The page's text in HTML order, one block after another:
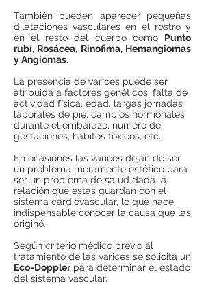
También pueden aparecer pequeñas
dilataciones vasculares en el rostro y
en el resto del cuerpo como Punto
rubí, Rosácea, Rinofima, Hemangiomas
y Angiomas.
La presencia de varices puede ser
atribuida a factores genéticos, falta de
actividad física, edad, largas jornadas
laborales de pie, cambios hormonales
durante el embarazo, número de
gestaciones, hábitos tóxicos, etc.
En ocasiones las varices dejan de ser
un problema meramente estético para
ser un problema de salud dada la
relación que éstas guardan con el
sistema cardiovascular, lo que hace
indispensable conocer la causa que las
originó.
Según criterio médico previo al
tratamiento de las varices se solicita un
Eco-Dopplerpara determinar el estado
del sistema vascular.